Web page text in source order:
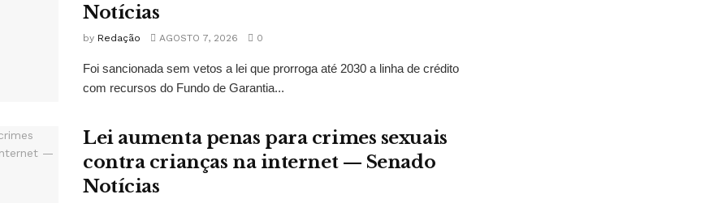
Notícias
by Redação AGOSTO 7, 2026 0
Foi sancionada sem vetos a lei que prorroga até 2030 a linha de crédito
com recursos do Fundo de Garantia...
Lei aumenta penas para crimes sexuais
contra crianças na internet — Senado
Notícias